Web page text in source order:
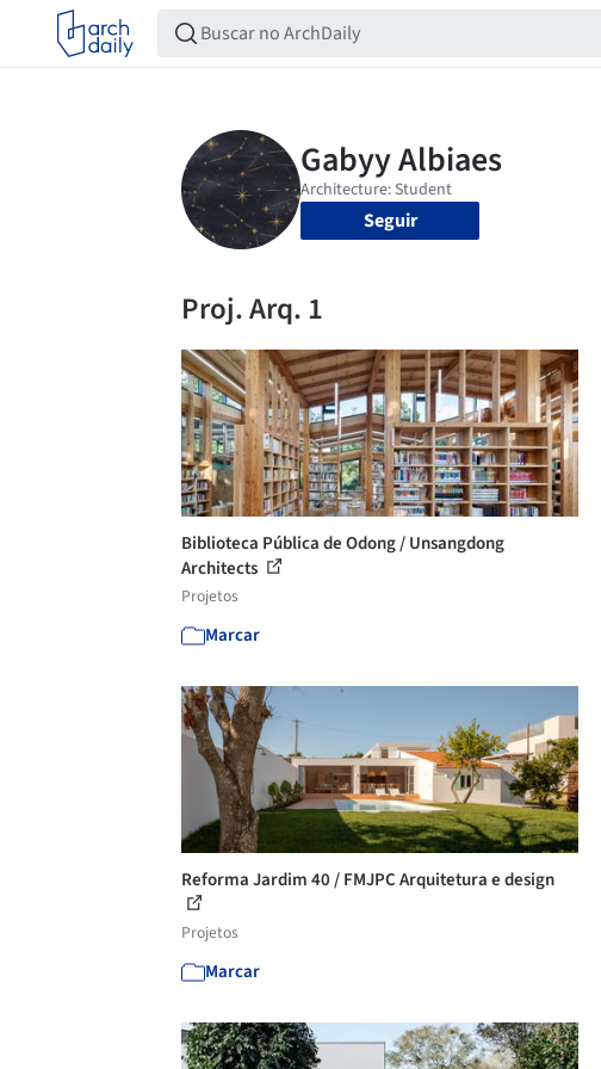
Seguir
Proj. Arq. 1
Biblioteca Pública de Odong / Unsangdong
Architects
Projetos
Marcar
Reforma Jardim 40 / FMJPC Arquitetura e design
Projetos
Marcar